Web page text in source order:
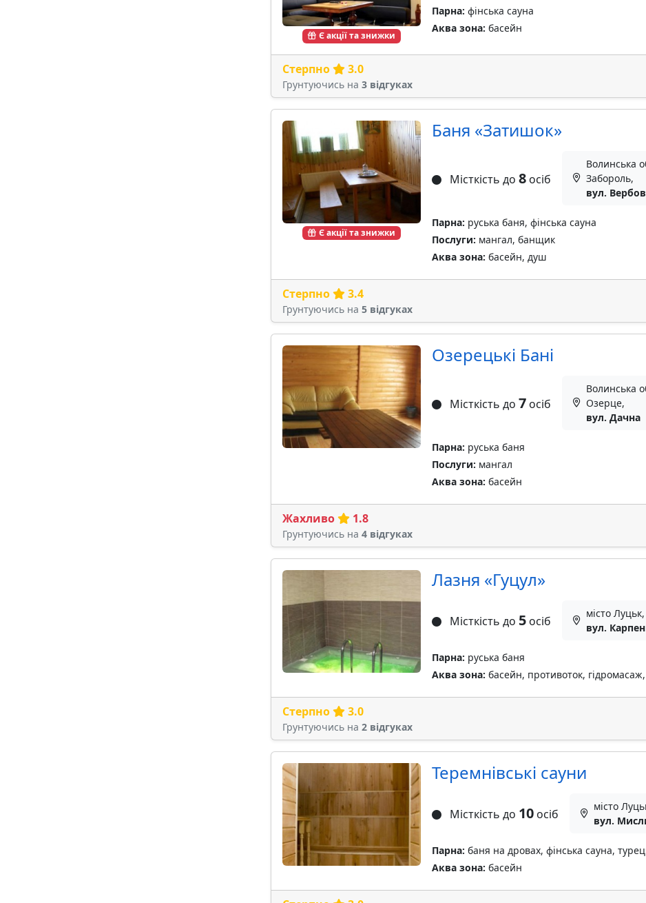
Є акції та знижки
Парна: фінська сауна
Аква зона: басейн
Стерпно 3.0
Грунтуючись на 3 відгуках
Є акції та знижки
Баня «Затишок»
Місткість до 8осіб
Волинська
Забороль,
вул.
Парна: руська баня, фінська сауна
Послуги: мангал, банщик
Аква зона: басейн, душ
Стерпно 3.4
Грунтуючись на 5 відгуках
Озерецькі Бані
Місткість до 7осіб
Волинська
Озерце,
вул. Дачна
Парна: руська баня
Послуги: мангал
Аква зона: басейн
Жахливо 1.8
Грунтуючись на 4 відгуках
Лазня «Гуцул»
Місткість до 5осіб
місто Луцьк,
вул.
Парна: руська баня
Аква зона: басейн, противоток,
Стерпно 3.0
Грунтуючись на 2 відгуках
Теремнівські сауни
Місткість до 10осіб
місто
вул.
Парна: баня на дровах, фінська сауна,
Аква зона: басейн